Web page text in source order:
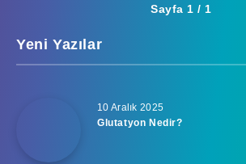
Sayfa 1 / 1
Yeni Yazılar
10 Aralık 2025
Glutatyon Nedir?